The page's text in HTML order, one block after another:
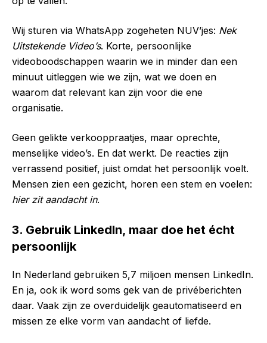
Wij sturen via WhatsApp zogeheten NUV’jes: Nek
Uitstekende Video’s. Korte, persoonlijke
videoboodschappen waarin we in minder dan een
minuut uitleggen wie we zijn, wat we doen en
waarom dat relevant kan zijn voor die ene
organisatie.
Geen gelikte verkooppraatjes, maar oprechte,
menselijke video’s. En dat werkt. De reacties zijn
verrassend positief, juist omdat het persoonlijk voelt.
Mensen zien een gezicht, horen een stem en voelen:
hier zit aandacht in.
3. Gebruik LinkedIn, maar doe het écht
persoonlijk
In Nederland gebruiken 5,7 miljoen mensen LinkedIn.
En ja, ook ik word soms gek van de privéberichten
daar. Vaak zijn ze overduidelijk geautomatiseerd en
missen ze elke vorm van aandacht of liefde.